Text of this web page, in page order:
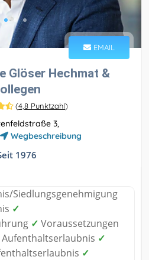
EMAIL
Glöser Hechmat &
(4,8 Punktzahl)
3,
Wegbeschreibung
1976
Siedlungsgenehmigung
✓
✓ Voraussetzungen
✓
✓